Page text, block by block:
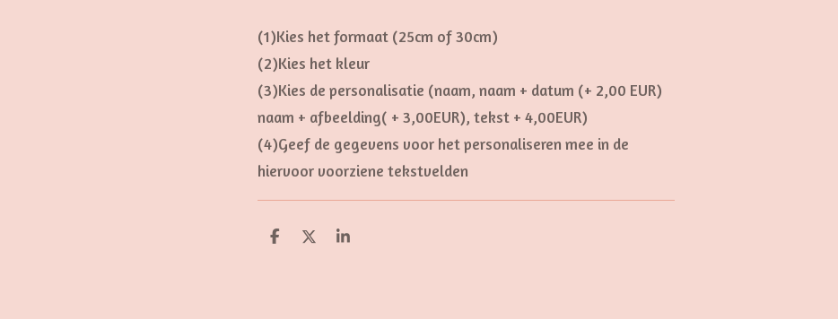
(1)Kies het formaat (25cm of 30cm)
(2)Kies het kleur
(3)Kies de personalisatie (naam, naam + datum (+ 2,00 EUR)
naam + afbeelding( + 3,00EUR), tekst + 4,00EUR)
(4)Geef de gegevens voor het personaliseren mee in de
hiervoor voorziene tekstvelden
D
D
S